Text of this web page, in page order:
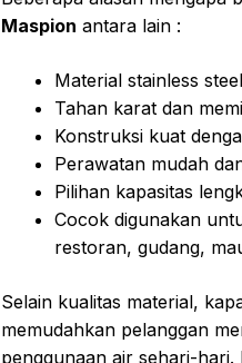
Maspion antara lain :
Material stainless
Tahan karat dan
Konstruksi kuat
Perawatan mudah
Pilihan kapasitas
Cocok digunakan
restoran, gudang,
Selain kualitas material,
memudahkan pelanggan
penggunaan air sehari-hari.